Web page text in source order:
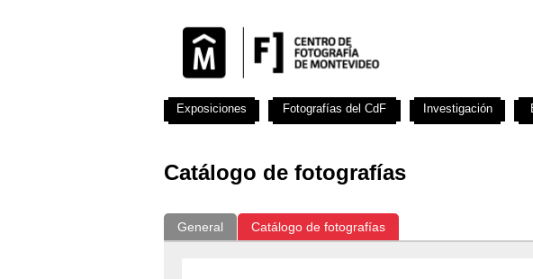
Catálogo de fotografías
General Catálogo de fotografías
Exposiciones Fotografías del CdF Investigación